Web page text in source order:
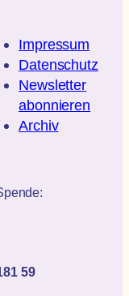
Impressum
Datenschutz
Newsletter
abonnieren
Archiv
59